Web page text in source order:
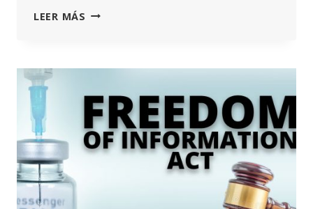
LEER MÁS VERA
NOSOTROS
RESISTAMOS,
NUNCA
MÁS